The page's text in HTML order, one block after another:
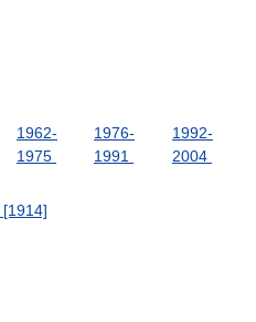
1962-
1975
1976-
1991
1992-
2004
[1914]